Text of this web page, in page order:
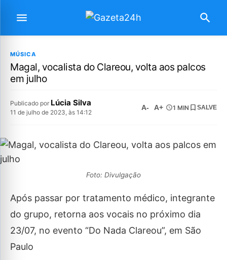
MÚSICA
Magal, vocalista do Clareou, volta aos palcos
em julho
Publicado por Lúcia Silva
11 de julho de 2023, às 14:12
A- A+ 1 MIN SALVE
Foto: Divulgação
Após passar por tratamento médico, integrante
do grupo, retorna aos vocais no próximo dia
23/07, no evento “Do Nada Clareou”, em São
Paulo